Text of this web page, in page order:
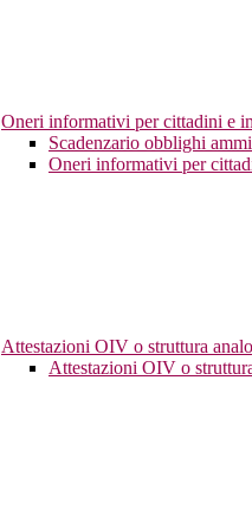
Oneri informativi per cittadini e
Scadenzario obblighi
Oneri informativi per
Attestazioni OIV o struttura
Attestazioni OIV o